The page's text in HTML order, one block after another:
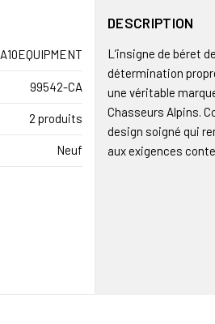
A10EQUIPMENT
99542-CA
2 produits
Neuf
DESCRIPTION
L’insigne de béret
détermination
une véritable
Chasseurs Alpins.
design soigné qui
aux exigences